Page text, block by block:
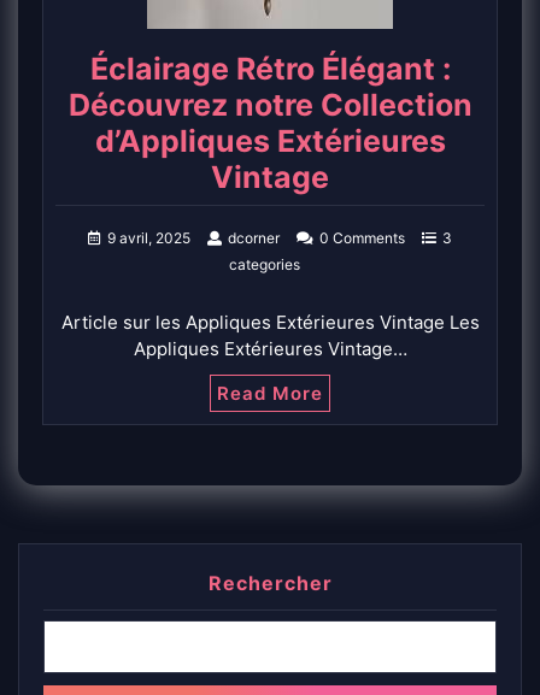
Éclairage Rétro Élégant :
Découvrez notre Collection
d’Appliques Extérieures
Vintage
9 avril, 2025 dcorner 0 Comments
3
categories
Article sur les Appliques Extérieures Vintage Les
Appliques Extérieures Vintage…
Read More
Rechercher